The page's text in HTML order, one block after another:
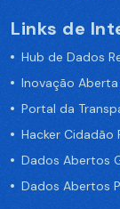
Links de
Hub de Dados
Inovação Aberta
Portal da
Hacker Cidadão
Dados Abertos
Dados Abertos